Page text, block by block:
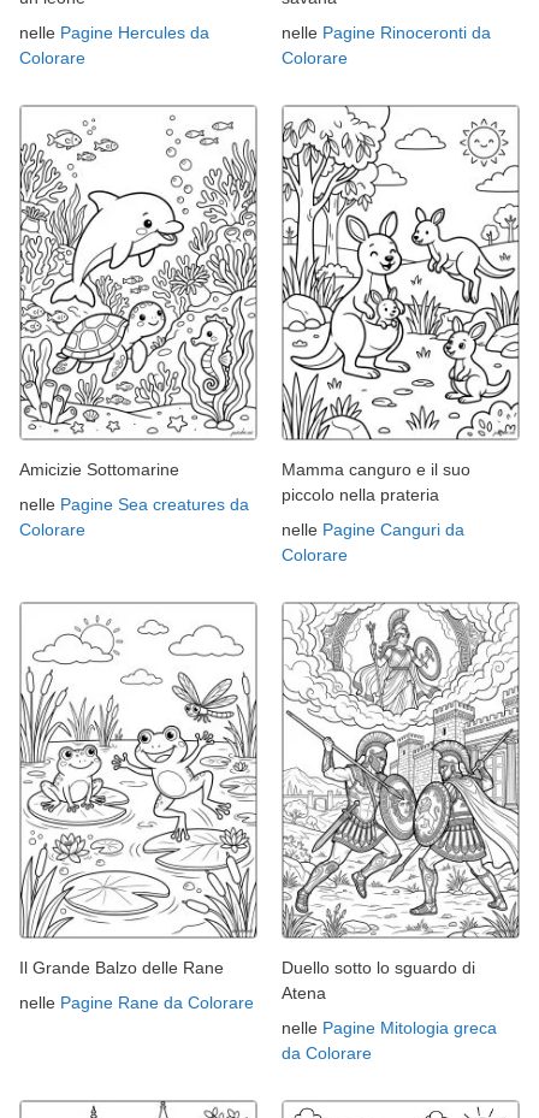
nelle Pagine Hercules da
Colorare
nelle Pagine Rinoceronti da
Colorare
Amicizie Sottomarine
nelle Pagine Sea creatures da
Colorare
Mamma canguro e il suo
piccolo nella prateria
nelle Pagine Canguri da
Colorare
Il Grande Balzo delle Rane
nelle Pagine Rane da Colorare
Duello sotto lo sguardo di
Atena
nelle Pagine Mitologia greca
da Colorare